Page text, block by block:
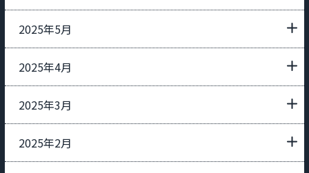
2025年5月
2025年4月
2025年3月
2025年2月